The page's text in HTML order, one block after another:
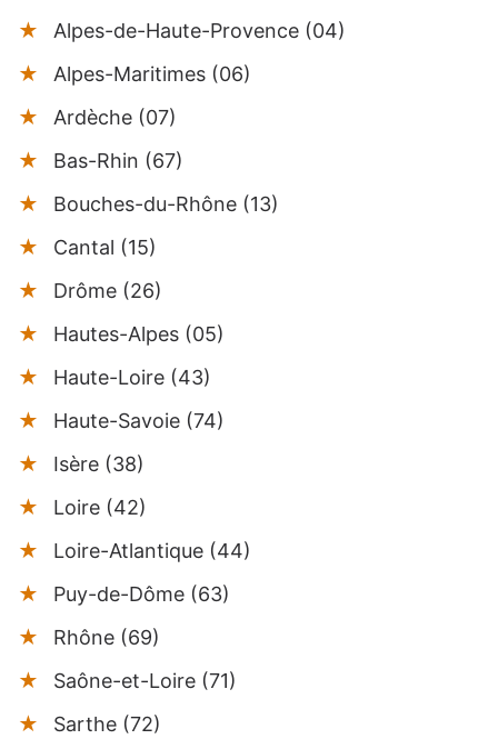
Alpes-de-Haute-Provence (04)
Alpes-Maritimes (06)
Ardèche (07)
Bas-Rhin (67)
Bouches-du-Rhône (13)
Cantal (15)
Drôme (26)
Hautes-Alpes (05)
Haute-Loire (43)
Haute-Savoie (74)
Isère (38)
Loire (42)
Loire-Atlantique (44)
Puy-de-Dôme (63)
Rhône (69)
Saône-et-Loire (71)
Sarthe (72)